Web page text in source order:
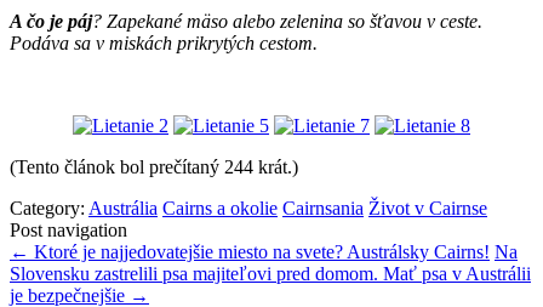
A čo je páj? Zapekané mäso alebo zelenina so šťavou v ceste.
Podáva sa v miskách prikrytých cestom.
(Tento článok bol prečítaný 244 krát.)
Category: Austrália Cairns a okolie Cairnsania Život v Cairnse
Post navigation
← Ktoré je najjedovatejšie miesto na svete? Austrálsky Cairns! Na
Slovensku zastrelili psa majiteľovi pred domom. Mať psa v Austrálii
je bezpečnejšie →